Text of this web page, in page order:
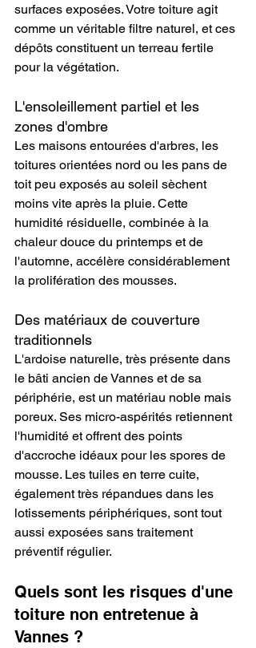
surfaces exposées. Votre toiture agit
comme un véritable filtre naturel, et ces
dépôts constituent un terreau fertile
pour la végétation.
L'ensoleillement partiel et les
zones d'ombre
Les maisons entourées d'arbres, les
toitures orientées nord ou les pans de
toit peu exposés au soleil sèchent
moins vite après la pluie. Cette
humidité résiduelle, combinée à la
chaleur douce du printemps et de
l'automne, accélère considérablement
la prolifération des mousses.
Des matériaux de couverture
traditionnels
L'ardoise naturelle, très présente dans
le bâti ancien de Vannes et de sa
périphérie, est un matériau noble mais
poreux. Ses micro-aspérités retiennent
l'humidité et offrent des points
d'accroche idéaux pour les spores de
mousse. Les tuiles en terre cuite,
également très répandues dans les
lotissements périphériques, sont tout
aussi exposées sans traitement
préventif régulier.
Quels sont les risques d'une
toiture non entretenue à
Vannes ?